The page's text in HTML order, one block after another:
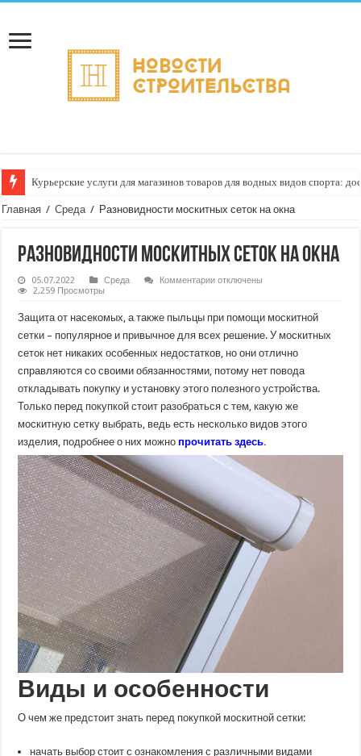
Курьерские услуги для магазинов товаров для водных видов спорта:
Как настроить автоматическое формирование рейтинга курьеров по
Главная / Среда / Разновидности москитных сеток на окна
Разновидности москитных сеток на окна
05.07.2022 Среда Комментариик
сеток
на
окна
отключены
2,259 Просмотры
Защита от насекомых, а также пыльцы при помощи москитной
сетки – популярное и привычное для всех решение. У москитных
сеток нет никаких особенных недостатков, но они отлично
справляются со своими обязанностями, потому нет повода
откладывать покупку и установку этого полезного устройства.
Только перед покупкой стоит разобраться с тем, какую же
москитную сетку выбрать, ведь есть несколько видов этого
изделия, подробнее о них можнопрочитать здесь.
Виды и особенности
О чем же предстоит знать перед покупкой москитной сетки:
начать выбор стоит с ознакомления с различными видами